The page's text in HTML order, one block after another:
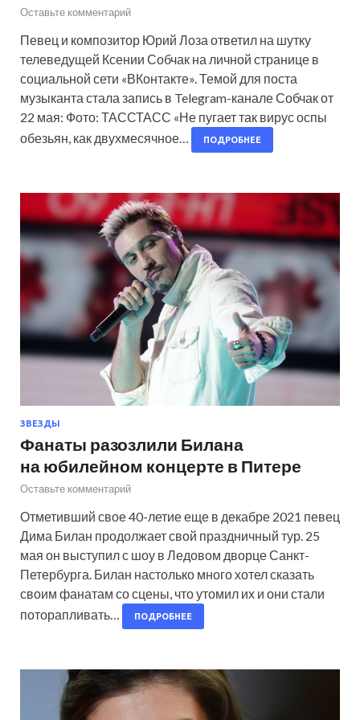
Оставьте комментарий
Певец и композитор Юрий Лоза ответил на шутку
телеведущей Ксении Собчак на личной странице в
социальной сети «ВКонтакте». Темой для поста
музыканта стала запись в Telegram-канале Собчак от
22 мая: Фото: ТАССТАСС «Не пугает так вирус оспы
обезьян, как двухмесячное…
ПОДРОБНЕЕ
ЗВЕЗДЫ
Фанаты разозлили Билана
на юбилейном концерте в Питере
Оставьте комментарий
Отметивший свое 40-летие еще в декабре 2021 певец
Дима Билан продолжает свой праздничный тур. 25
мая он выступил с шоу в Ледовом дворце Санкт-
Петербурга. Билан настолько много хотел сказать
своим фанатам со сцены, что утомил их и они стали
поторапливать…
ПОДРОБНЕЕ